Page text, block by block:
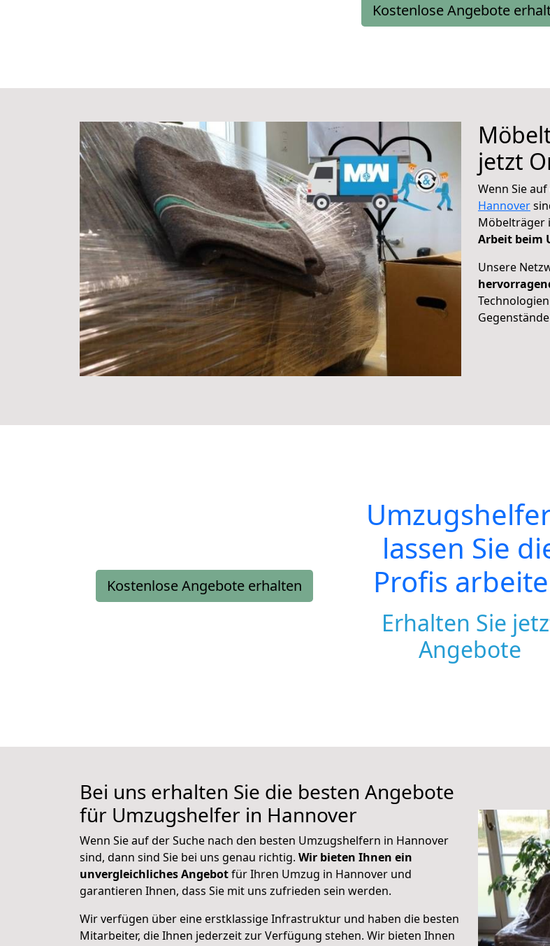
Kostenlose Angebote
jetzt
Wenn Sie
Hannover
Möbelträger
Arbeit beim
Unsere
Kostenlose Angebote erhalten
lassen Sie
Profis
Erhalten Sie
Angebote
Bei uns erhalten Sie die besten Angebote
für Umzugshelfer in Hannover
Wenn Sie auf der Suche nach den besten Umzugshelfern in Hannover
sind, dann sind Sie bei uns genau richtig. Wir bieten Ihnen ein
unvergleichliches Angebotfür Ihren Umzug in Hannover und
garantieren Ihnen, dass Sie mit uns zufrieden sein werden.
Wir verfügen über eine erstklassige Infrastruktur und haben die besten
Mitarbeiter, die Ihnen jederzeit zur Verfügung stehen. Wir bieten Ihnen